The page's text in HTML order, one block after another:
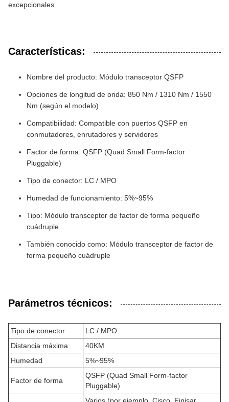
excepcionales.
Características:
Nombre del producto: Módulo transceptor QSFP
Opciones de longitud de onda: 850 Nm / 1310 Nm / 1550
Nm (según el modelo)
Compatibilidad: Compatible con puertos QSFP en
conmutadores, enrutadores y servidores
Factor de forma: QSFP (Quad Small Form-factor
Pluggable)
Tipo de conector: LC / MPO
Humedad de funcionamiento: 5%~95%
Tipo: Módulo transceptor de factor de forma pequeño
cuádruple
También conocido como: Módulo transceptor de factor de
forma pequeño cuádruple
Parámetros técnicos:
Tipo de conector
LC / MPO
Distancia máxima
40KM
Humedad
5%~95%
Factor de forma
QSFP (Quad Small Form-factor
Pluggable)